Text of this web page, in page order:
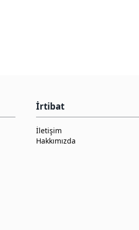
İrtibat
İletişim
Hakkımızda